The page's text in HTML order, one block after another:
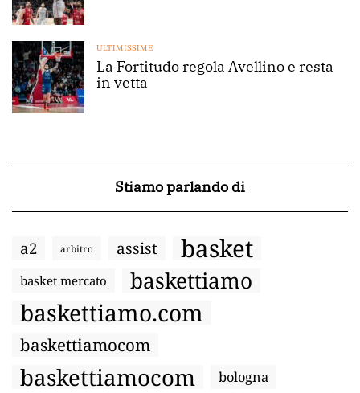
ULTIMISSIME
La Fortitudo regola Avellino e resta
in vetta
Stiamo parlando di
a2 arbitro assist basket
basket mercato baskettiamo
baskettiamo.com
baskettiamocom
baskettiamocom bologna